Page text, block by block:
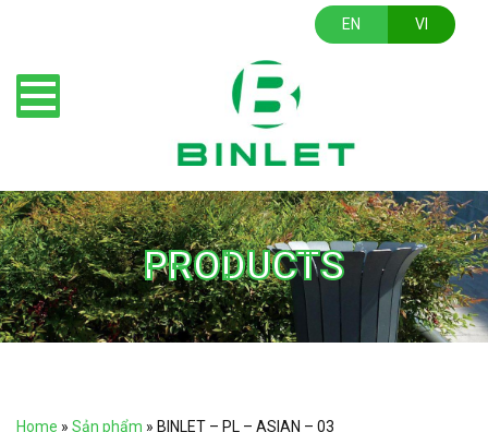
EN VI
PRODUCTS
Home » Sản phẩm » BINLET – PL – ASIAN – 03